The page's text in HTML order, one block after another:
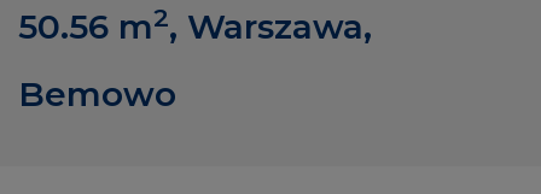
50.56 m2, Warszawa,
Bemowo